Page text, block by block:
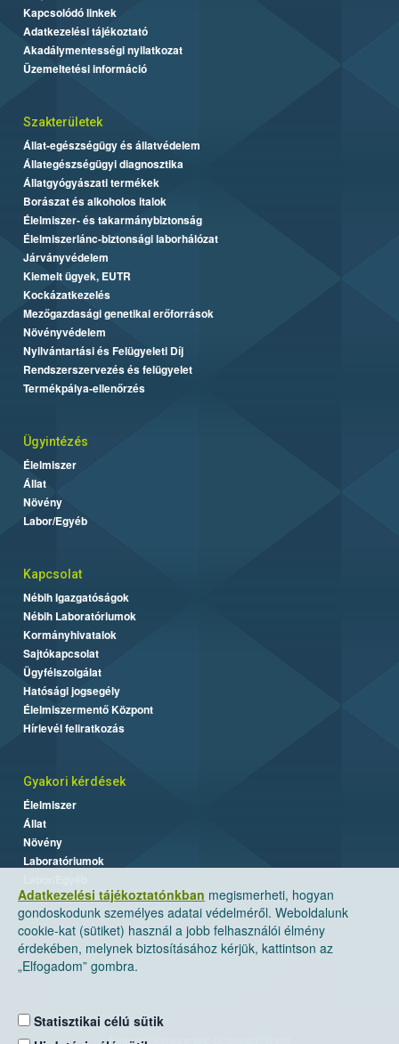
Adatkezelési tájékoztatónkban megismerheti, hogyan
gondoskodunk személyes adatai védelméről. Weboldalunk
cookie-kat (sütiket) használ a jobb felhasználói élmény
érdekében, melynek biztosításához kérjük, kattintson az
„Elfogadom” gombra.
Statisztikai célú sütik
Kapcsolódó linkek
Adatkezelési tájékoztató
Akadálymentességi nyilatkozat
Üzemeltetési információ
Szakterületek
Állat-egészségügy és állatvédelem
Állategészségügyi diagnosztika
Állatgyógyászati termékek
Borászat és alkoholos italok
Élelmiszer- és takarmánybiztonság
Élelmiszerlánc-biztonsági laborhálózat
Járványvédelem
Kiemelt ügyek, EUTR
Kockázatkezelés
Mezőgazdasági genetikai erőforrások
Növényvédelem
Nyilvántartási és Felügyeleti Díj
Rendszerszervezés és felügyelet
Termékpálya-ellenőrzés
Ügyintézés
Élelmiszer
Állat
Növény
Labor/Egyéb
Kapcsolat
Nébih Igazgatóságok
Nébih Laboratóriumok
Kormányhivatalok
Sajtókapcsolat
Ügyfélszolgálat
Hatósági jogsegély
Élelmiszermentő Központ
Hírlevél feliratkozás
Gyakori kérdések
Élelmiszer
Állat
Növény
Laboratóriumok
Nemzeti Élelmiszerlánc-biztonsági Hivatal